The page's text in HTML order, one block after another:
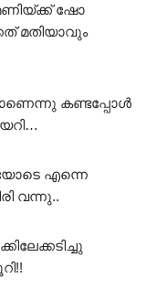
ഷോ
മതിയാവും
കണ്ടപ്പോൾ
എന്നെ
വന്നു..